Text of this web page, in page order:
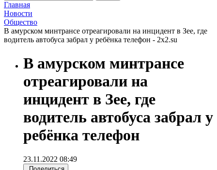
Главная
Новости
Общество
В амурском минтрансе отреагировали на инцидент в Зее, где
водитель автобуса забрал у ребёнка телефон - 2x2.su
В амурском минтрансе
отреагировали на
инцидент в Зее, где
водитель автобуса забрал у
ребёнка телефон
23.11.2022 08:49